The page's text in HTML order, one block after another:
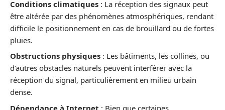
Conditions climatiques : La réception des signaux peut
être altérée par des phénomènes atmosphériques, rendant
difficile le positionnement en cas de brouillard ou de fortes
pluies.
Obstructions physiques : Les bâtiments, les collines, ou
d’autres obstacles naturels peuvent interférer avec la
réception du signal, particulièrement en milieu urbain
dense.
Dépendance à Internet : Bien que certaines